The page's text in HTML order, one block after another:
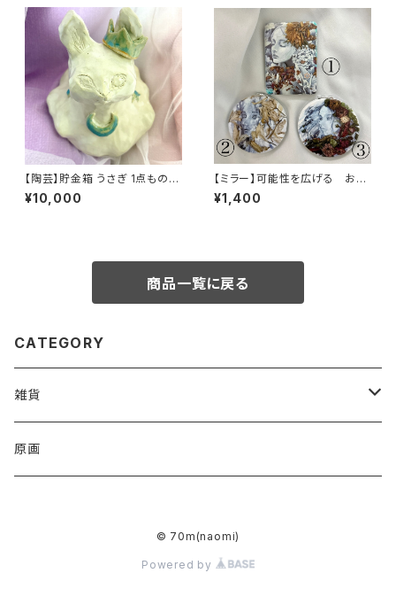
【陶芸】貯金箱 うさぎ 1点もの
約18cm
¥10,000
【ミラー】可能性を広げる お
花 ひと
¥1,400
商品一覧に戻る
CATEGORY
雑貨
アクリルキーホルダー
原画
© 70m(naomi)
Powered by